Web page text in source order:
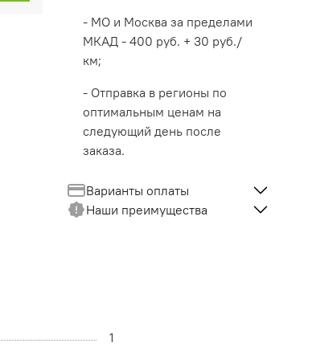
- МО и Москва за пределами
МКАД - 400 руб. + 30 руб./
км;
- Отправка в регионы по
оптимальным ценам на
следующий день после
заказа.
Варианты оплаты
Наши преимущества
1